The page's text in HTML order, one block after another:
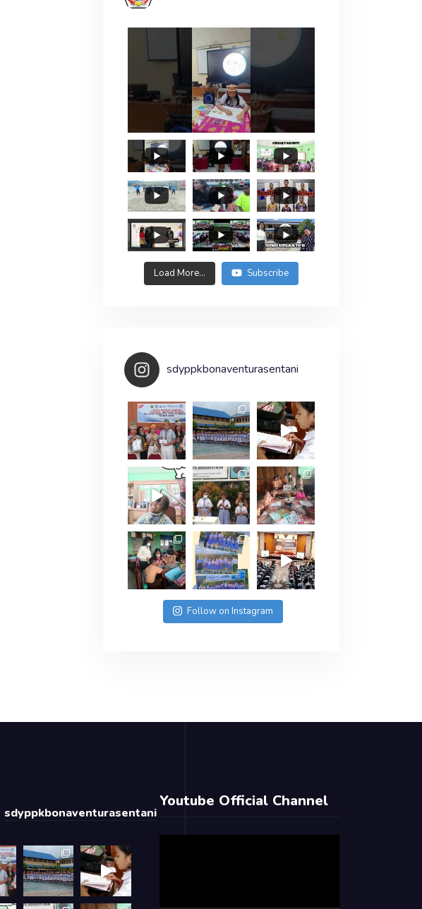
Load More... Subscribe
sdyppkbonaventurasentani
Follow on Instagram
sdyppkbonaventurasentani
Youtube Official Channel